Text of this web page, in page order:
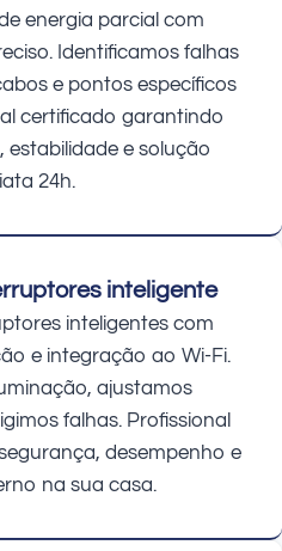
energia parcial com
Identificamos falhas
e pontos específicos
certificado garantindo
e solução
24h.
inteligente
inteligentes com
e integração ao Wi-Fi.
ajustamos
falhas. Profissional
desempenho e
na sua casa.